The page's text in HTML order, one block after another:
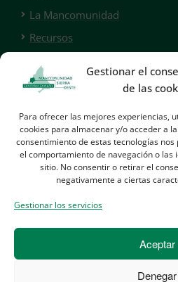
Gestionar el
de las
Para ofrecer las mejores experiencias,
cookies para almacenar y/o acceder a
consentimiento de estas tecnologías
el comportamiento de navegación o las
sitio. No consentir o retirar el
negativamente a ciertas
Gestionar los servicios
Aceptar
Denegar
La Mancomunidad
Recursos
Área privada
Los vecinos y vecinas de los
integran la mancomunidad, a
pueden encontrar de manera
información necesaria para
Política de privacidad
Política de cookies